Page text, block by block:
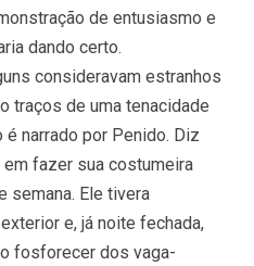
de entusiasmo e
dando certo.
consideravam estranhos
traços de uma tenacidade
narrado por Penido. Diz
fazer sua costumeira
semana. Ele tivera
e, já noite fechada,
fosforecer dos vaga-